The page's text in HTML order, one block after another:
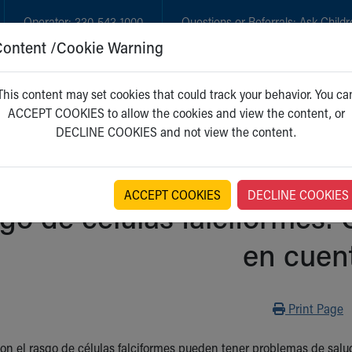
Operator:330-543-1000 Questions or Referrals:Ask
GET CARE NEW PARENTS
de células
en
Print
Print Page
el rasgo de células falciformes pueden tener problemas de
/Cookie Warning
content may set cookies that could track your behavior. You
ACCEPT COOKIES to allow the cookies and view the content, or
DECLINE COOKIES and not view the content.
ACCEPT COOKIES DECLINE COOKIES